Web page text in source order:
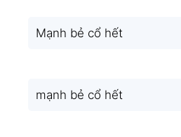
Mạnh bẻ cổ hết
mạnh bẻ cổ hết